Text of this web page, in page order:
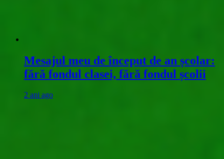
Mesajul meu de început de an școlar:
fără fondul clasei, fără fondul școlii
2 ani ago